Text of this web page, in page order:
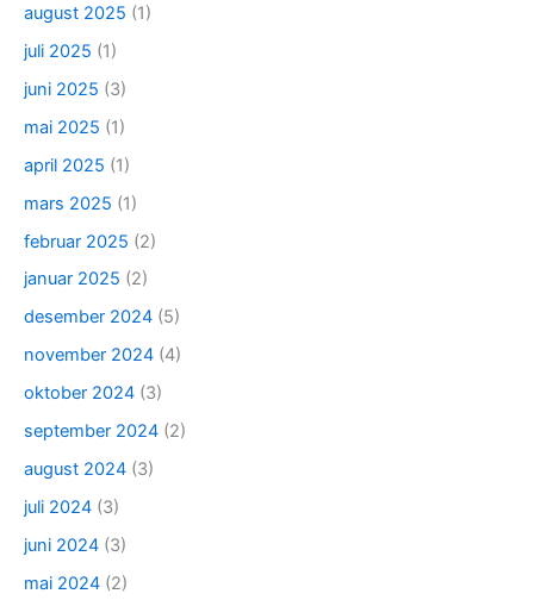
august 2025 (1)
juli 2025 (1)
juni 2025 (3)
mai 2025 (1)
april 2025 (1)
mars 2025 (1)
februar 2025 (2)
januar 2025 (2)
desember 2024 (5)
november 2024 (4)
oktober 2024 (3)
september 2024 (2)
august 2024 (3)
juli 2024 (3)
juni 2024 (3)
mai 2024 (2)